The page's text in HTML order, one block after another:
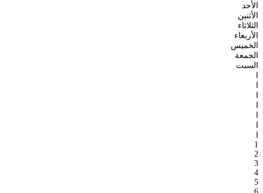
الأحد
الأثنين
الثلاثاء
الأربعاء
الخميس
الجمعة
السبت
ا
ا
ا
ا
ا
ا
ا
1
2
3
4
5